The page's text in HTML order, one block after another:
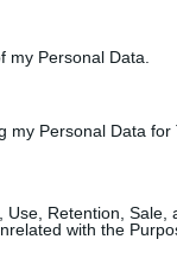
my Personal Data.
my Personal Data for
Retention, Sale,
with the